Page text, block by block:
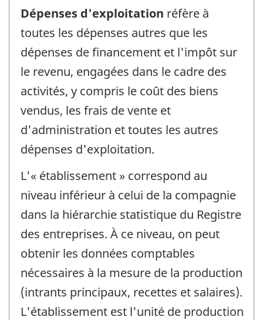
Dépenses d'exploitation réfère à
toutes les dépenses autres que les
dépenses de financement et l'impôt sur
le revenu, engagées dans le cadre des
activités, y compris le coût des biens
vendus, les frais de vente et
d'administration et toutes les autres
dépenses d'exploitation.
L'« établissement » correspond au
niveau inférieur à celui de la compagnie
dans la hiérarchie statistique du Registre
des entreprises. À ce niveau, on peut
obtenir les données comptables
nécessaires à la mesure de la production
(intrants principaux, recettes et salaires).
L'établissement est l'unité de production